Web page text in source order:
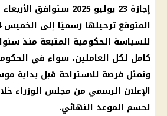
إجازة 23 يوليو 2025
ستوافق
للسياسة الحكومية المتبعة منذ
كامل لكل العاملين، سواء في
وتمثل فرصة للاستراحة قبل بداية
الإعلان الرسمي من مجلس الوزراء
لحسم الموعد النهائي.